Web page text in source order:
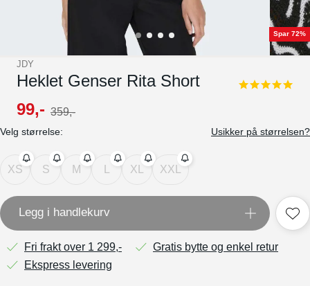
Spar 72%
JDY
Heklet Genser Rita Short
5.0
99,- 359,-
Velg størrelse: Usikker på størrelsen?
XS S M XL XXL
Legg i handlekurv
Fri frakt over 1 299,-
Gratis bytte og enkel retur
Ekspress levering